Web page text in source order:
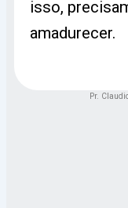
isso,
amadurecer.
Pr.